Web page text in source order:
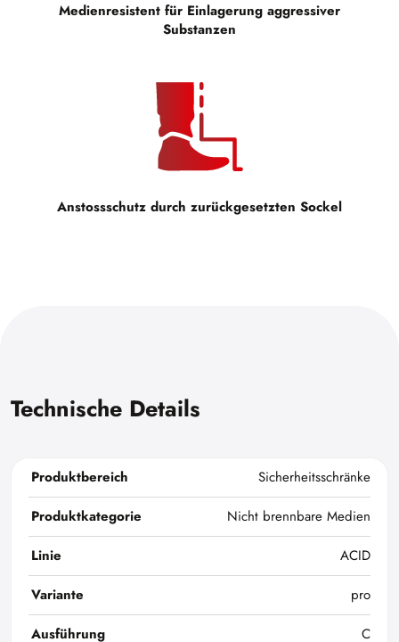
Medienresistent für Einlagerung aggressiver
Substanzen
Anstossschutz durch zurückgesetzten Sockel
Technische Details
Produktbereich
Sicherheitsschränke
Produktkategorie
Nicht brennbare Medien
Linie
ACID
Variante
pro
Ausführung
C